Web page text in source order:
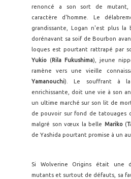
renoncé a son sort de mutant,
caractère d'homme. Le
grandissante, Logan n'est plus
dorénavant sa soif de Bourbon
loques est pourtant rattrapé par
Yukio (Rila Fukushima), jeune
ramène vers une vieille
Yamanouchi). Le souffrant à la
enrichissante, doit une vie à son
un ultime marché sur son lit de
de pouvoir sur fond de tatouages
malgré son vœux la belle Mariko(
de Yashida pourtant promise à un
Si Wolverine Origins était une
mutants et surtout de défauts, sa